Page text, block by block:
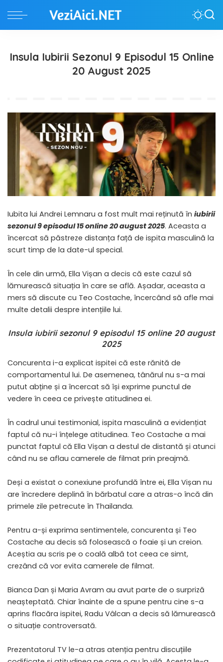
Insula Iubirii Sezonul 9 Episodul 15 Online
20 August 2025
Iubita lui Andrei Lemnaru a fost mult mai reținută în iubirii
sezonul 9 episodul 15 online 20 august 2025. Aceasta a
încercat să păstreze distanța față de ispita masculină la
scurt timp de la date-ul special.
În cele din urmă, Ella Vișan a decis că este cazul să
lămurească situația în care se află. Așadar, aceasta a
mers să discute cu Teo Costache, încercând să afle mai
multe detalii despre intențiile lui.
Insula iubirii sezonul 9 episodul 15 online 20 august
2025
Concurenta i-a explicat ispitei că este rănită de
comportamentul lui. De asemenea, tânărul nu s-a mai
putut abține și a încercat să își exprime punctul de
vedere în ceea ce privește atitudinea ei.
În cadrul unui testimonial, ispita masculină a evidențiat
faptul că nu-i înțelege atitudinea. Teo Costache a mai
punctat faptul că Ella Vișan a destul de distantă și atunci
când nu se aflau camerele de filmat prin preajmă.
Deși a existat o conexiune profundă între ei, Ella Vișan nu
are încredere deplină în bărbatul care a atras-o încă din
primele zile petrecute în Thailanda.
Pentru a-și exprima sentimentele, concurenta și Teo
Costache au decis să folosească o foaie și un creion.
Aceștia au scris pe o coală albă tot ceea ce simt,
crezând că vor evita camerele de filmat.
Bianca Dan și Maria Avram au avut parte de o surpriză
neașteptată. Chiar înainte de a spune pentru cine s-a
aprins flacăra ispitei, Radu Vâlcan a decis să lămurească
o situație controversată.
Prezentatorul TV le-a atras atenția pentru discuțiile